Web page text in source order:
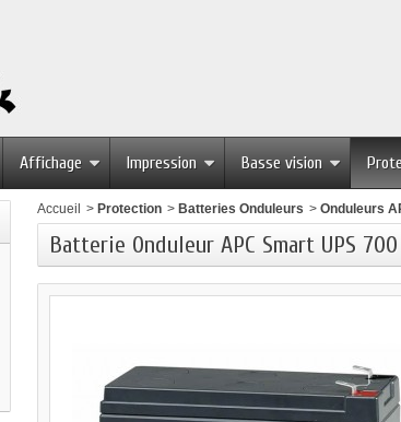
Affichage Impression Basse vision
Accueil > Protection > Batteries Onduleurs > Onduleurs
Batterie Onduleur APC Smart UPS